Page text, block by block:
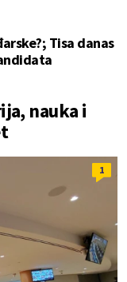
Tisa danas
nauka i
1